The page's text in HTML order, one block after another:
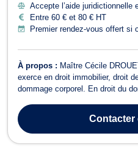
Accepte l’aide juridictionnelle
Entre 60 € et 80 € HT
Premier rendez-vous offert si
À propos : Maître Cécile
exerce en droit immobilier, droit
dommage corporel. En droit du
médicaux avec ou sans faute,
l'intégrité physique (...Contacter